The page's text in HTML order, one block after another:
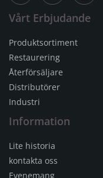
Vårt Erbjudande
Produktsortiment
Restaurering
Återförsäljare
Distributörer
Industri
Information
Lite historia
kontakta oss
Evenemang